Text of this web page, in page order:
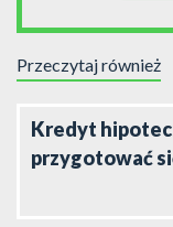
Przeczytaj również
Kredyt
przygotować